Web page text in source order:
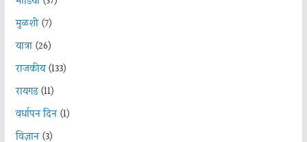
मुळशी(7)
यात्रा(26)
राजकीय(133)
रायगड(11)
वर्धापन दिन(1)
विज्ञान(3)